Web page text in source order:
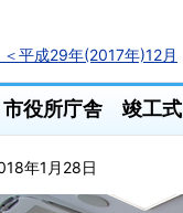
＜平成29年(2017年)12月
市役所庁舎 竣工式
年1月28日